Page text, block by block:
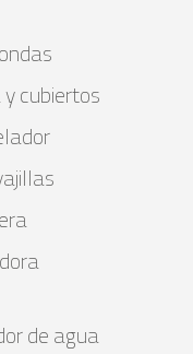
cubiertos
de agua